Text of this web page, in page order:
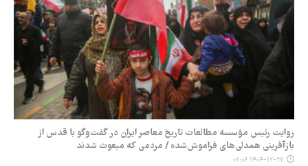
روایت رئیس مؤسسه مطالعات تاریخ معاصر ایران در گفت‌وگو با قدس از
بازآفرینی همدلی‌های فراموش‌شده / مردمی که مبعوث شدند
۱۴۰۴-۱۲-۲۷ ۰۲:۰۶